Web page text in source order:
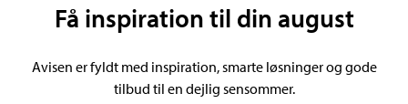
Få inspiration til din august
Avisen er fyldt med inspiration, smarte løsninger og gode
tilbud til en dejlig sensommer.